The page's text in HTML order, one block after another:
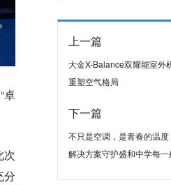
卓
次
分
上一篇
大金X-Balance双耀能室外
重塑空气格局
下一篇
不只是空调，是青春的温
解决方案守护盛和中学每一